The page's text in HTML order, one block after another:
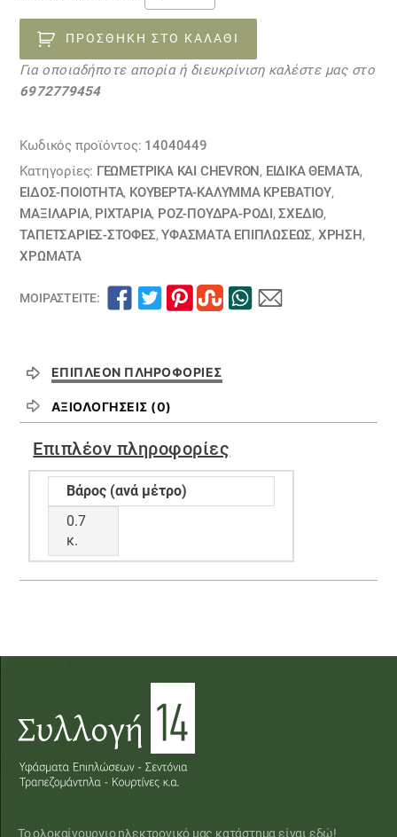
piez
de
poule
BRAVO
ΠΡΟΣΘΉΚΗ ΣΤΟ ΚΑΛΆΘΙ
Για οποιαδήποτε απορία ή διευκρίνιση καλέστε μας στο
6972779454
Κωδικός προϊόντος: 14040449
Κατηγορίες: ΓΕΩΜΕΤΡΙΚΆ ΚΑΙ CHEVRON , ΕΙΔΙΚΆ ΘΈΜΑΤΑ,
ΕΙΔΟΣ-ΠΟΙΟΤΗΤΑ, ΚΟΥΒΈΡΤΑ-ΚΆΛΥΜΜΑ ΚΡΕΒΑΤΙΟΎ,
ΜΑΞΙΛΆΡΙΑ, ΡΙΧΤΆΡΙΑ, ΡΟΖ-ΠΟΥΔΡΑ-ΡΟΔΙ ,ΣΧΕΔΙΟ,
ΤΑΠΕΤΣΑΡΙΕΣ-ΣΤΟΦΕΣ,ΥΦΆΣΜΑΤΑ ΕΠΙΠΛΏΣΕΩΣ, ΧΡΗΣΗ ,
ΧΡΏΜΑΤΑ
ΜΟΙΡΑΣΤΕΊΤΕ:
ΕΠΙΠΛΈΟΝ ΠΛΗΡΟΦΟΡΊΕΣ
ΑΞΙΟΛΟΓΉΣΕΙΣ (0)
Επιπλέον πληροφορίες
Βάρος (ανά μέτρο)
0.7
κ.
Το ολοκαίνουργιο ηλεκτρονικό μας κατάστημα είναι εδώ!